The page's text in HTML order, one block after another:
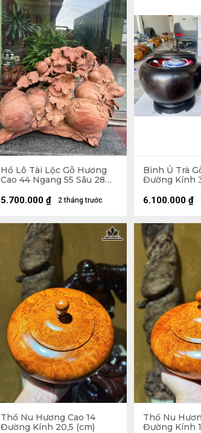
Hồ Lô Tài Lộc Gỗ Hương
Cao 44 Ngang 55 Sâu 28
2 tháng trước
5.700.000 ₫
Bình Ủ Trà
Đường Kính
6.100.000 ₫
Thố Nu Hương Cao 14
Đường Kính 20,5 (cm)
Thố Nu
Đường Kính